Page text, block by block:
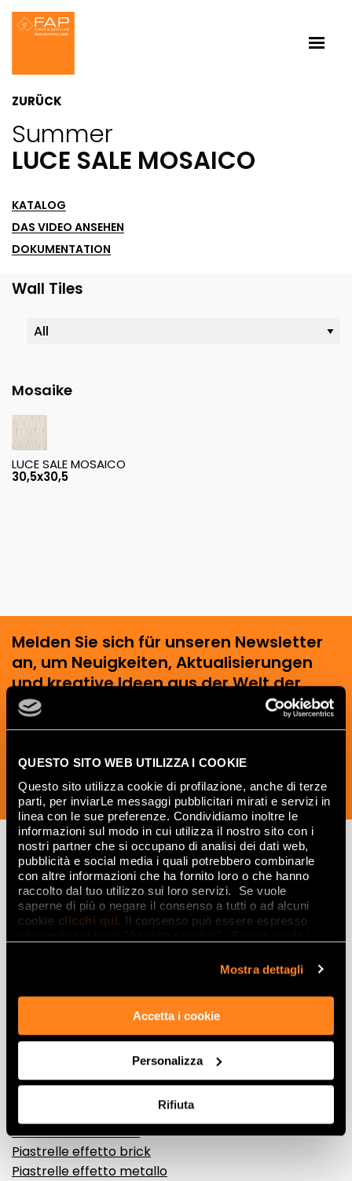
QUESTO SITO WEB UTILIZZA I COOKIE
Questo sito utilizza cookie di profilazione, anche di terze
parti, per inviarLe messaggi pubblicitari mirati e servizi in
linea con le sue preferenze. Condividiamo inoltre le
informazioni sul modo in cui utilizza il nostro sito con i
nostri partner che si occupano di analisi dei dati web,
pubblicità e social media i quali potrebbero combinarle
con altre informazioni che ha fornito loro o che hanno
raccolto dal tuo utilizzo sui loro servizi. Se vuole
saperne di più o negare il consenso a tutti o ad alcuni
cookie clicchi qui. Il consenso può essere espresso
Mostra dettagli
Accetta i cookie
Personalizza
Rifiuta
ZURÜCK
Summer
LUCE SALE MOSAICO
KATALOG
DAS VIDEO ANSEHEN
DOKUMENTATION
Wall Tiles
Mosaike
LUCE SALE MOSAICO
30,5x30,5
Melden Sie sich für unseren Newsletter
an, um Neuigkeiten, Aktualisierungen
und kreative Ideen aus der Welt der
Keramik und des Interior Designs zu
erhalten.
JETZT ABONNIEREN
Lasciati
ispirare
da ambienti
Effetti
Gres porcellanato effetto marmo
Gres porcellanato effetto legno
Gres porcellanato effetto resina e cemento
Piastrelle decorative
Piastrelle effetto brick
Piastrelle effetto metallo